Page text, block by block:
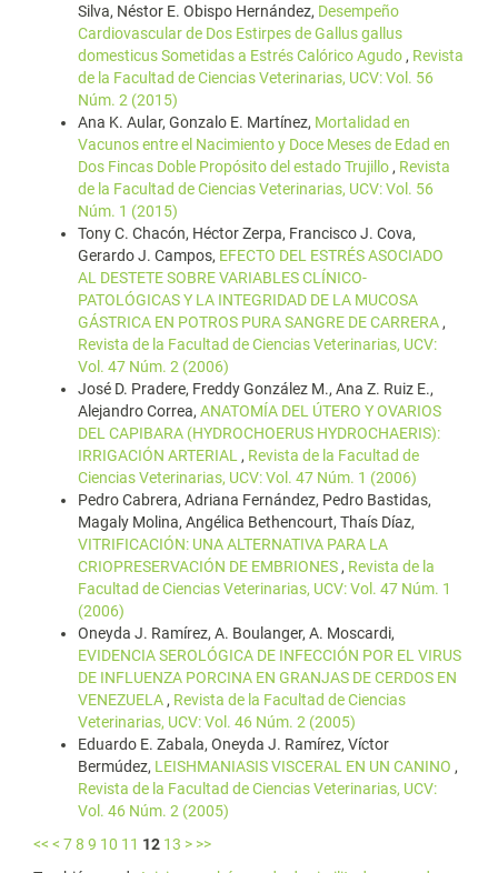
Silva, Néstor E. Obispo Hernández, Desempeño
Cardiovascular de Dos Estirpes de Gallus gallus
domesticus Sometidas a Estrés Calórico Agudo , Revista
de la Facultad de Ciencias Veterinarias, UCV: Vol. 56
Núm. 2 (2015)
Ana K. Aular, Gonzalo E. Martínez, Mortalidad en
Vacunos entre el Nacimiento y Doce Meses de Edad en
Dos Fincas Doble Propósito del estado Trujillo , Revista
de la Facultad de Ciencias Veterinarias, UCV: Vol. 56
Núm. 1 (2015)
Tony C. Chacón, Héctor Zerpa, Francisco J. Cova,
Gerardo J. Campos, EFECTO DEL ESTRÉS ASOCIADO
AL DESTETE SOBRE VARIABLES CLÍNICO-
PATOLÓGICAS Y LA INTEGRIDAD DE LA MUCOSA
GÁSTRICA EN POTROS PURA SANGRE DE CARRERA ,
Revista de la Facultad de Ciencias Veterinarias, UCV:
Vol. 47 Núm. 2 (2006)
José D. Pradere, Freddy González M., Ana Z. Ruiz E.,
Alejandro Correa, ANATOMÍA DEL ÚTERO Y OVARIOS
DEL CAPIBARA (HYDROCHOERUS HYDROCHAERIS):
IRRIGACIÓN ARTERIAL , Revista de la Facultad de
Ciencias Veterinarias, UCV: Vol. 47 Núm. 1 (2006)
Pedro Cabrera, Adriana Fernández, Pedro Bastidas,
Magaly Molina, Angélica Bethencourt, Thaís Díaz,
VITRIFICACIÓN: UNA ALTERNATIVA PARA LA
CRIOPRESERVACIÓN DE EMBRIONES , Revista de la
Facultad de Ciencias Veterinarias, UCV: Vol. 47 Núm. 1
(2006)
Oneyda J. Ramírez, A. Boulanger, A. Moscardi,
EVIDENCIA SEROLÓGICA DE INFECCIÓN POR EL VIRUS
DE INFLUENZA PORCINA EN GRANJAS DE CERDOS EN
VENEZUELA , Revista de la Facultad de Ciencias
Veterinarias, UCV: Vol. 46 Núm. 2 (2005)
Eduardo E. Zabala, Oneyda J. Ramírez, Víctor
Bermúdez, LEISHMANIASIS VISCERAL EN UN CANINO ,
Revista de la Facultad de Ciencias Veterinarias, UCV:
Vol. 46 Núm. 2 (2005)
<< < 78 9 10 11 12 13 > >>